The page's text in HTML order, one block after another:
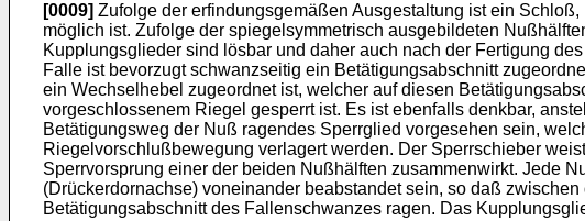
[0009] Zufolge der erfindungsgemäßen Ausgestaltung ist ein
möglich ist. Zufolge der spiegelsymmetrisch ausgebildeten
Kupplungsglieder sind lösbar und daher auch nach der Fertigung
Falle ist bevorzugt schwanzseitig ein Betätigungsabschnitt
ein Wechselhebel zugeordnet ist, welcher auf diesen
vorgeschlossenem Riegel gesperrt ist. Es ist ebenfalls denkbar,
Betätigungsweg der Nuß ragendes Sperrglied vorgesehen sein,
Riegelvorschlußbewegung verlagert werden. Der Sperrschieber
Sperrvorsprung einer der beiden Nußhälften zusammenwirkt. Jede
(Drückerdornachse) voneinander beabstandet sein, so daß
Betätigungsabschnitt des Fallenschwanzes ragen. Das